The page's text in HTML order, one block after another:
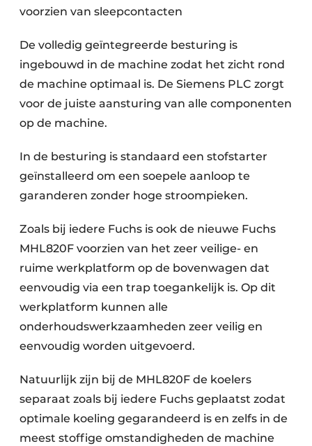
voorzien van sleepcontacten
De volledig geïntegreerde besturing is
ingebouwd in de machine zodat het zicht rond
de machine optimaal is. De Siemens PLC zorgt
voor de juiste aansturing van alle componenten
op de machine.
In de besturing is standaard een stofstarter
geïnstalleerd om een soepele aanloop te
garanderen zonder hoge stroompieken.
Zoals bij iedere Fuchs is ook de nieuwe Fuchs
MHL820F voorzien van het zeer veilige- en
ruime werkplatform op de bovenwagen dat
eenvoudig via een trap toegankelijk is. Op dit
werkplatform kunnen alle
onderhoudswerkzaamheden zeer veilig en
eenvoudig worden uitgevoerd.
Natuurlijk zijn bij de MHL820F de koelers
separaat zoals bij iedere Fuchs geplaatst zodat
optimale koeling gegarandeerd is en zelfs in de
meest stoffige omstandigheden de machine